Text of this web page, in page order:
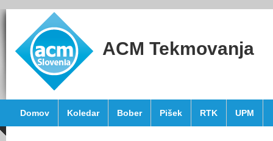
ACM Tekmovanja
Domov Koledar Bober Pišek RTK UPM